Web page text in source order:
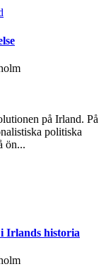
på Irland. På
politiska
ön...
Irlands historia